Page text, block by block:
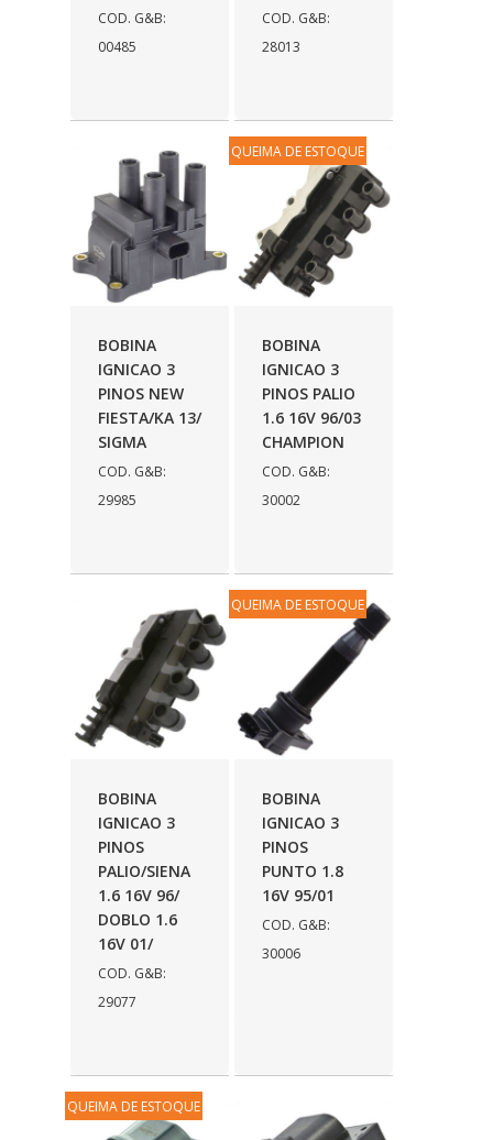
ORI
OSPINA (1)
PARAFLU
PELOIAS
PERFECT
PIAVE
PLASTCAR
PRADO (61)
PRISCAR (141)
PUCS
RADNAQ
RADQUIN
RONIL
SHANA
STARKE
STEEL BLANK
SWL (19)
SYL
COD. G&B:
00485
COD. G&B:
28013
BOBINA
IGNICAO 3
PINOS NEW
FIESTA/KA 13/
SIGMA
COD. G&B:
29985
BOBINA
IGNICAO 3
PINOS PALIO
1.6 16V 96/03
CHAMPION
COD. G&B:
30002
QUEIMA DE ESTOQUE
BOBINA
IGNICAO 3
PINOS
PALIO/SIENA
1.6 16V 96/
DOBLO 1.6
16V 01/
COD. G&B:
29077
BOBINA
IGNICAO 3
PINOS
PUNTO 1.8
16V 95/01
COD. G&B:
30006
QUEIMA DE ESTOQUE
QUEIMA DE ESTOQUE